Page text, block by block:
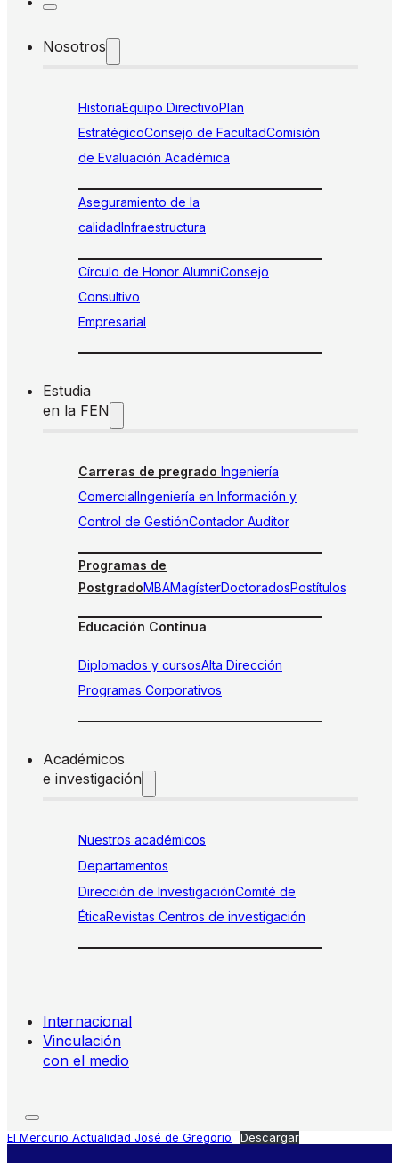
Nosotros
HistoriaEquipo DirectivoPlan
EstratégicoConsejo de FacultadComisión
de Evaluación Académica
Aseguramiento de la
calidadInfraestructura
Círculo de Honor AlumniConsejo
Consultivo
Empresarial
Estudia
en la FEN
Carreras de pregrado Ingeniería
ComercialIngeniería en Información y
Control de GestiónContador Auditor
Programas de
PostgradoMBAMagísterDoctoradosPostítulos
Educación Continua
Diplomados y cursosAlta Dirección
Programas Corporativos
Académicos
e investigación
Nuestros académicos
Departamentos
Dirección de InvestigaciónComité de
ÉticaRevistas Centros de investigación
Internacional
Vinculación
con el medio
El Mercurio Actualidad José de Gregorio Descargar